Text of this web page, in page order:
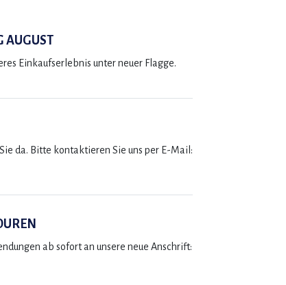
AUGUST
Einkaufserlebnis unter neuer Flagge.
da. Bitte kontaktieren Sie uns per E-Mail:
ab sofort an unsere neue Anschrift: